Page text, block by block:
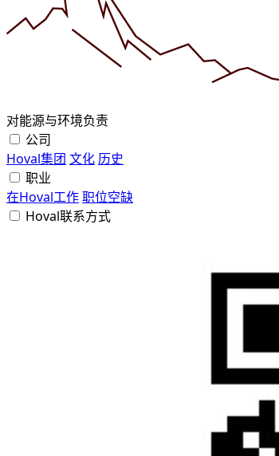
对能源与环境负责
公司
Hoval集团 文化 历史
职业
在Hoval工作职位空缺
Hoval联系方式